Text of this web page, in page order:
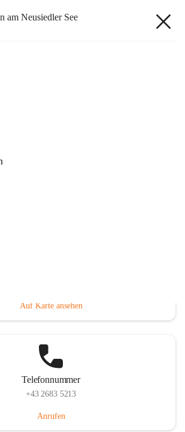
am Neusiedler See
Auf Karte ansehen
Telefonnummer
+43 2683 5213
Anrufen